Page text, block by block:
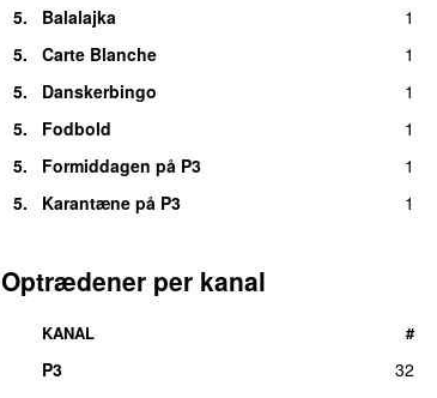
5.
Balalajka
1
5.
Carte Blanche
1
5.
Danskerbingo
1
5.
Fodbold
1
5.
Formiddagen på P3
1
5.
Karantæne på P3 1
Optrædener per kanal
KANAL #
P3
32